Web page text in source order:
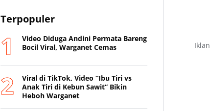
Terpopuler
Video Diduga Andini Permata Bareng
Bocil Viral, Warganet Cemas
Viral di TikTok, Video “Ibu Tiri vs
Anak Tiri di Kebun Sawit” Bikin
Heboh Warganet
Iklan